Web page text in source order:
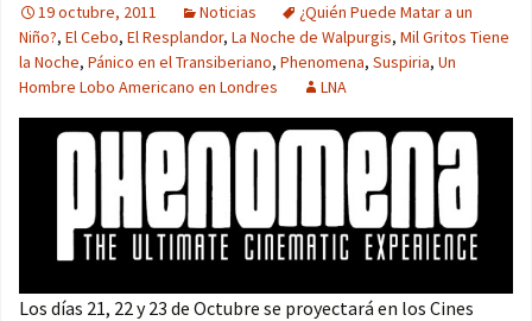
19 octubre, 2011 Noticias
¿Quién Puede Matar a un
Niño?, El Cebo, El Resplandor, La Noche de Walpurgis, Mil Gritos Tiene
la Noche, Pánico en el Transiberiano, Phenomena, Suspiria, Un
Hombre Lobo Americano en Londres
LNA
Los días 21, 22 y 23 de Octubre se proyectará en los Cines